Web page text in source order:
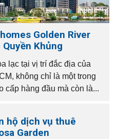
Golden River
Khủng
lạc tại vị trí đắc địa của
không chỉ là một trong
cấp hàng đầu mà còn là...
hộ dịch vụ thuê
Garden